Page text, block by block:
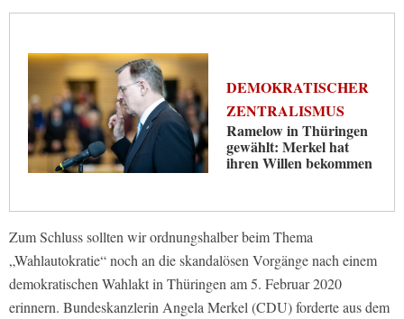
DEMOKRATISCHER
ZENTRALISMUS
Ramelow in Thüringen
gewählt: Merkel hat
ihren Willen bekommen
Zum Schluss sollten wir ordnungshalber beim Thema
„Wahlautokratie“ noch an die skandalösen Vorgänge nach einem
demokratischen Wahlakt in Thüringen am 5. Februar 2020
erinnern. Bundeskanzlerin Angela Merkel (CDU) forderte aus dem